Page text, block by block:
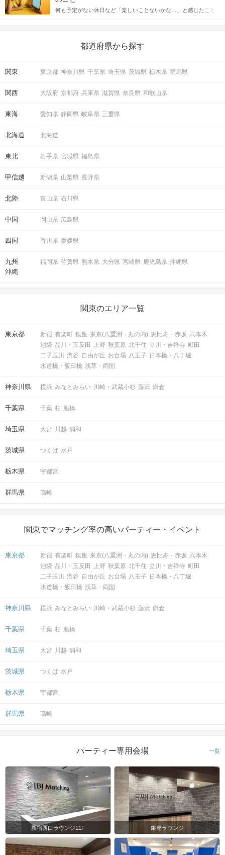
送るLINEでのデートの誘い方のコツをご紹介します。例文も混じ
えながら解説するので、ぜひ参考にしてください。
何も予定がない休日など「楽しいことないかな…」と感じたこと
の楽しいことアイデアを集めました♪ いままさに楽しいことを探し
都道府県から探す
関東 東京都 神奈川県 千葉県 埼玉県 茨城県 栃木県 群馬県
関西 大阪府 京都府 兵庫県 滋賀県 奈良県 和歌山県
東海 愛知県 静岡県 岐阜県 三重県
北海道 北海道
東北 岩手県 宮城県 福島県
甲信越 新潟県 山梨県 長野県
北陸 富山県 石川県
中国 岡山県 広島県
四国 香川県 愛媛県
九州
沖縄
福岡県 佐賀県 熊本県 大分県 宮崎県 鹿児島県 沖縄県
関東のエリア一覧
東京都 新宿 有楽町 銀座 東京(八重洲・丸の内) 恵比寿・赤坂 六本木
池袋 品川・五反田 上野 秋葉原 北千住 立川・吉祥寺 町田
二子玉川
渋谷 自由が丘 お台場 八王子 日本橋・八丁堀
水道橋・飯田橋 浅草・両国
神奈川県 横浜 みなとみらい 川崎・武蔵小杉 藤沢 鎌倉
千葉県 千葉 柏 船橋
埼玉県 大宮 川越 浦和
茨城県 つくば 水戸
栃木県 宇都宮
群馬県 高崎
関東でマッチング率の高いパーティー・イベント
東京都 新宿 有楽町 銀座 東京(八重洲・丸の内) 恵比寿・赤坂 六本木
池袋 品川・五反田 上野 秋葉原 北千住 立川・吉祥寺 町田
二子玉川
渋谷 自由が丘 お台場 八王子 日本橋・八丁堀
水道橋・飯田橋 浅草・両国
神奈川県 横浜 みなとみらい 川崎・武蔵小杉 藤沢 鎌倉
千葉県 千葉 柏 船橋
埼玉県 大宮 川越 浦和
茨城県 つくば 水戸
栃木県 宇都宮
群馬県 高崎
パーティー専用会場 一覧
新宿西口ラウンジ11F 銀座ラウンジ